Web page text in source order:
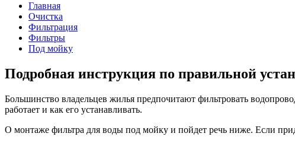
Главная
Очистка
Фильтрация
Фильтры
Под мойку
Подробная инструкция по правильной
Большинство владельцев жилья предпочитают фильтровать
работает и как его устанавливать.
О монтаже фильтра для воды под мойку и пойдет речь ниже. Если